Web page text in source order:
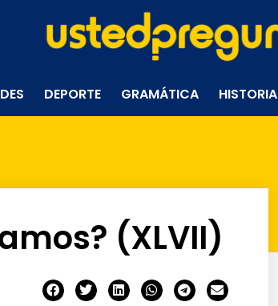
DEPORTE GRAMÁTICA HISTORIA
(XLVII)